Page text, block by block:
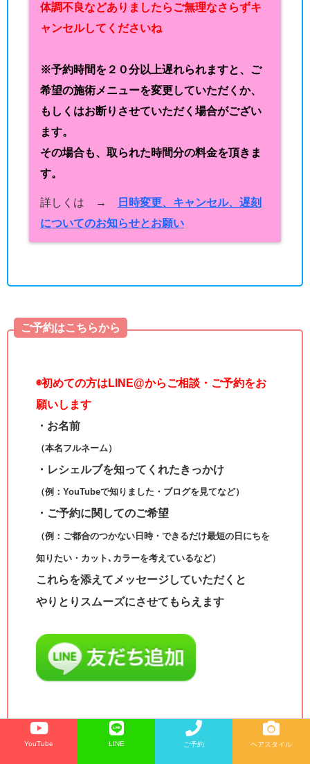
体調不良などありましたらご無理なさらずキ
ャンセルしてくださいね
※予約時間を２０分以上遅れられますと、ご
希望の施術メニューを変更していただくか、
もしくはお断りさせていただく場合がござい
ます。
その場合も、取られた時間分の料金を頂きま
す。
詳しくは →
日時変更、キャンセル、遅刻
についてのお知らせとお願い
ご予約はこちらから
◉初めての方はLINE@からご相談・ご予約をお
願いします
・お名前
（本名フルネーム）
・レシェルブを知ってくれたきっかけ
（例：YouTubeで知りました・ブログを見てなど）
・ご予約に関してのご希望
（例：ご都合のつかない日時・できるだけ最短の日にちを
知りたい・カット､カラーを考えているなど）
これらを添えてメッセージしていただくと
やりとりスムーズにさせてもらえます
◯電話で予約
YouTube LINE ご予約 ヘアスタイル